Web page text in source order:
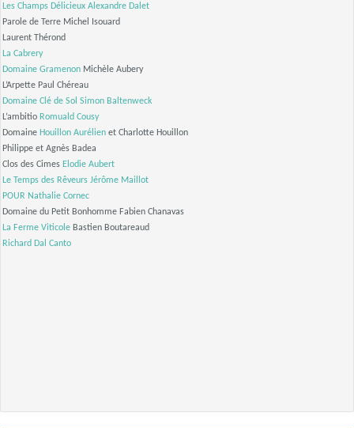
Les Champs Délicieux Alexandre Dalet
Parole de Terre Michel Isouard
Laurent Thérond
La Cabrery
Domaine Gramenon Michèle Aubery
L’Arpette Paul Chéreau
Domaine Clé de Sol Simon Baltenweck
L’ambitio Romuald Cousy
Domaine Houillon Aurélien et Charlotte Houillon
Philippe et Agnès Badea
Clos des Cimes Elodie Aubert
Le Temps des Rêveurs Jérôme Maillot
POUR Nathalie Cornec
Domaine du Petit Bonhomme Fabien Chanavas
La Ferme Viticole Bastien Boutareaud
Richard Dal Canto